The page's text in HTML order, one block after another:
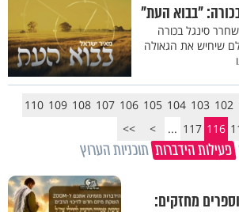
"בבוא העת"
סינגל בכורה
שיחיש את הגאולה
102
103
104
105
106
107
108
109
110
116
117
...
>
>>
פעילות הידברות תוכניות הערוץ
מחזקים: